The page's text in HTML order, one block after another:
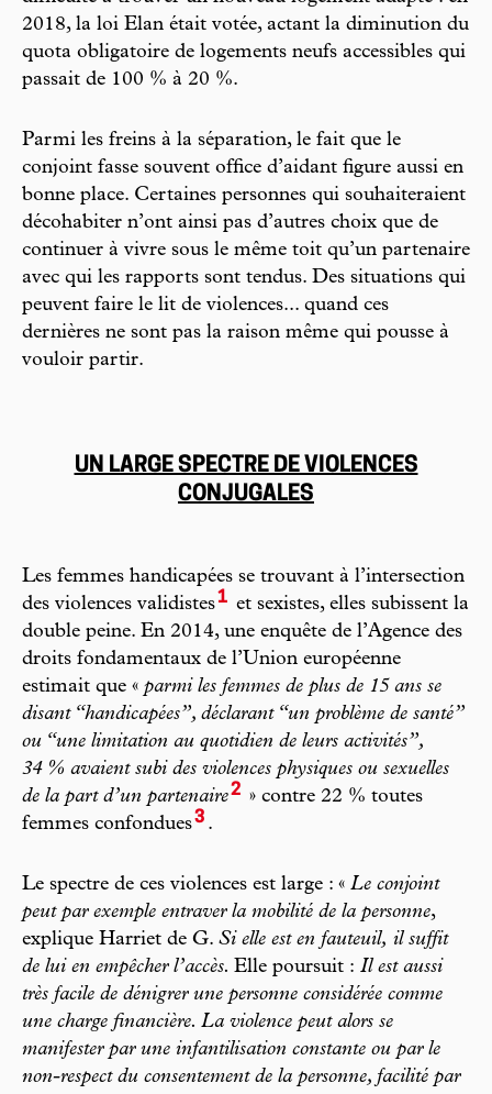
2018, la loi Elan était votée, actant la diminution du
quota obligatoire de logements neufs accessibles qui
passait de 100 % à 20 %.
Parmi les freins à la séparation, le fait que le
conjoint fasse souvent office d’aidant figure aussi en
bonne place. Certaines personnes qui souhaiteraient
décohabiter n’ont ainsi pas d’autres choix que de
continuer à vivre sous le même toit qu’un partenaire
avec qui les rapports sont tendus. Des situations qui
peuvent faire le lit de violences... quand ces
dernières ne sont pas la raison même qui pousse à
vouloir partir.
UN LARGE SPECTRE DE VIOLENCES
CONJUGALES
Les femmes handicapées se trouvant à l’intersection
des violences validistes1 et sexistes, elles subissent la
double peine. En 2014, une enquête de l’Agence des
droits fondamentaux de l’Union européenne
estimait que « parmi les femmes de plus de 15 ans se
disant “handicapées”, déclarant “un problème de santé”
ou “une limitation au quotidien de leurs activités”,
34 % avaient subi des violences physiques ou sexuelles
de la part d’un partenaire2 » contre 22 % toutes
femmes confondues3 .
Le spectre de ces violences est large : « Le conjoint
peut par exemple entraver la mobilité de la personne,
explique Harriet de G. Si elle est en fauteuil, il suffit
de lui en empêcher l’accès. Elle poursuit : Il est aussi
très facile de dénigrer une personne considérée comme
une charge financière. La violence peut alors se
manifester par une infantilisation constante ou par le
non-respect du consentement de la personne, facilité par